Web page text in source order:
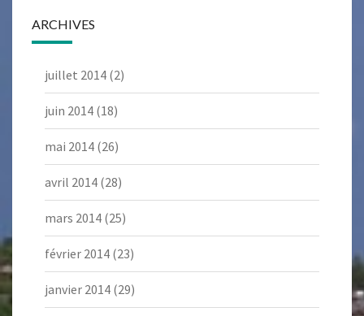
ARCHIVES
juillet 2014 (2)
juin 2014 (18)
mai 2014 (26)
avril 2014 (28)
mars 2014 (25)
février 2014 (23)
janvier 2014 (29)